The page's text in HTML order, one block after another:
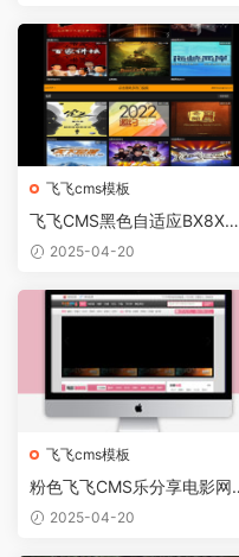
飞飞cms模板
飞飞CMS黑色自适应BX8X主
题模板
2025-04-20
飞飞cms模板
粉色飞飞CMS乐分享电影网
站模板
2025-04-20